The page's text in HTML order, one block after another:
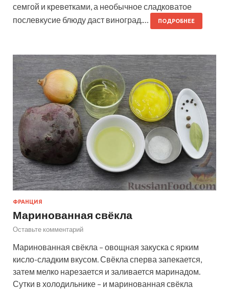
семгой и креветками, а необычное сладковатое
послевкусие блюду даст виноград.…
ПОДРОБНЕЕ
ФРАНЦИЯ
Маринованная свёкла
Оставьте комментарий
Маринованная свёкла – овощная закуска с ярким
кисло-сладким вкусом. Свёкла сперва запекается,
затем мелко нарезается и заливается маринадом.
Сутки в холодильнике – и маринованная свёкла